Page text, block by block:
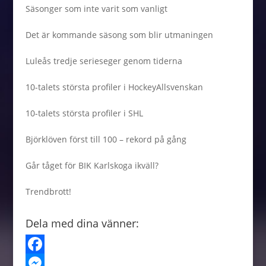
Säsonger som inte varit som vanligt
Det är kommande säsong som blir utmaningen
Luleås tredje serieseger genom tiderna
10-talets största profiler i HockeyAllsvenskan
10-talets största profiler i SHL
Björklöven först till 100 – rekord på gång
Går tåget för BIK Karlskoga ikväll?
Trendbrott!
Dela med dina vänner:
F